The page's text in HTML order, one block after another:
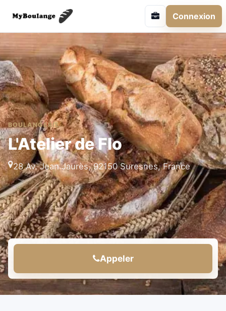
Connexion
BOULANGERIE
L'Atelier de Flo
28 Av. Jean Jaurès, 92150 Suresnes, France
Appeler